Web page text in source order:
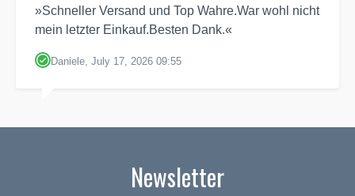
»Schneller Versand und Top Wahre.War wohl nicht
mein letzter Einkauf.Besten Dank.«
Daniele, July 17, 2026 09:55
Newsletter